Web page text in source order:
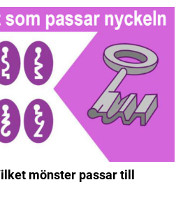
mönster passar till